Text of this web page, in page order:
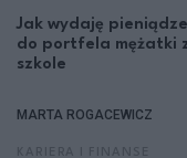
Jak wydaję
do portfela mężatki
szkole
MARTA ROGACEWICZ